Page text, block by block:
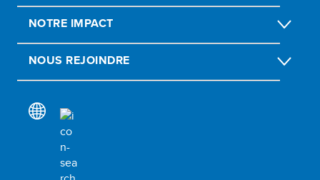
NOTRE IMPACT
NOUS REJOINDRE